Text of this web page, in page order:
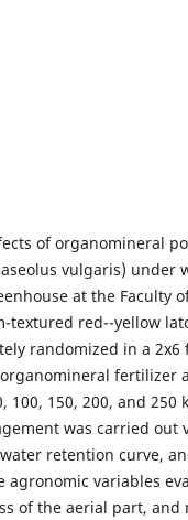
of organomineral
vulgaris) under
at the Faculty
textured red--yellow
randomized in a 2x6
fertilizer
100, 150, 200, and 250
was carried out
retention curve,
variables
of the aerial part, and